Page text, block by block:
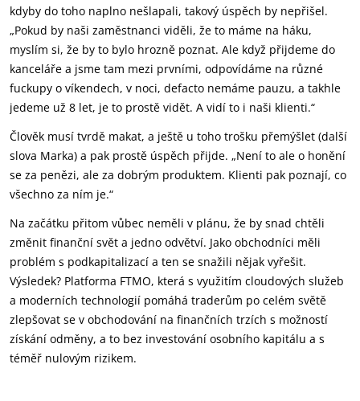
kdyby do toho naplno nešlapali, takový úspěch by nepřišel.
„Pokud by naši zaměstnanci viděli, že to máme na háku,
myslím si, že by to bylo hrozně poznat. Ale když přijdeme do
kanceláře a jsme tam mezi prvními, odpovídáme na různé
fuckupy o víkendech, v noci, defacto nemáme pauzu, a takhle
jedeme už 8 let, je to prostě vidět. A vidí to i naši klienti.“
Člověk musí tvrdě makat, a ještě u toho trošku přemýšlet (další
slova Marka) a pak prostě úspěch přijde. „Není to ale o honění
se za penězi, ale za dobrým produktem. Klienti pak poznají, co
všechno za ním je.“
Na začátku přitom vůbec neměli v plánu, že by snad chtěli
změnit finanční svět a jedno odvětví. Jako obchodníci měli
problém s podkapitalizací a ten se snažili nějak vyřešit.
Výsledek? Platforma FTMO, která s využitím cloudových služeb
a moderních technologií pomáhá traderům po celém světě
zlepšovat se v obchodování na finančních trzích s možností
získání odměny, a to bez investování osobního kapitálu a s
téměř nulovým rizikem.